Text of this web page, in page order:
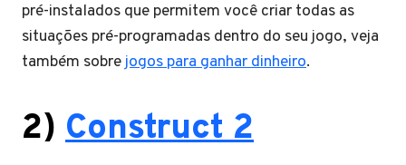
pré-instalados que permitem você criar todas as
situações pré-programadas dentro do seu jogo, veja
também sobrejogos para ganhar dinheiro.
2) Construct 2